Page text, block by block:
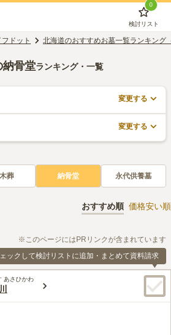
0
検討リスト
ドット 北海道のおすすめお墓一覧ランキング
納骨堂ランキング・一覧
変更する
変更する
葬 納骨堂 永代供養墓
おすすめ順 価格安い順
※このページにはPRリンクが含まれています
ックして検討リストに追加・まとめて資料請求
あさひかわ